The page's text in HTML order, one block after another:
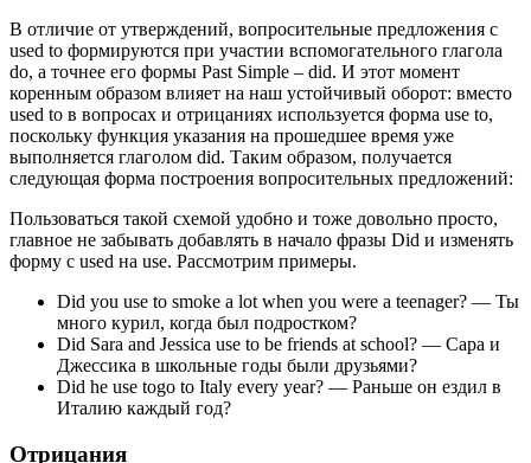
В отличие от утверждений, вопросительные предложения с
used to формируются при участии вспомогательного глагола
do, а точнее его формы Past Simple – did. И этот момент
коренным образом влияет на наш устойчивый оборот: вместо
used to в вопросах и отрицаниях используется форма use to,
поскольку функция указания на прошедшее время уже
выполняется глаголом did. Таким образом, получается
следующая форма построения вопросительных предложений:
Пользоваться такой схемой удобно и тоже довольно просто,
главное не забывать добавлять в начало фразы Did и изменять
форму с used на use. Рассмотрим примеры.
Did you use to smoke a lot when you were a teenager? — Ты
много курил, когда был подростком?
Did Sara and Jessica use to be friends at school? — Сара и
Джессика в школьные годы были друзьями?
Did he use togo to Italy every year? — Раньше он ездил в
Италию каждый год?
Отрицания